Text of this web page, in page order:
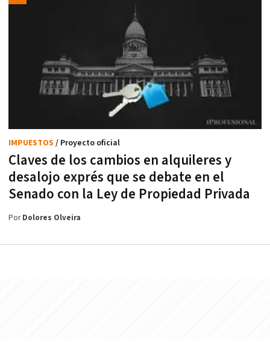
Claves de los cambios en alquileres y
desalojo exprés que se debate en el
Senado con la Ley de Propiedad Privada
IMPUESTOS / Proyecto oficial
PorDolores Olveira